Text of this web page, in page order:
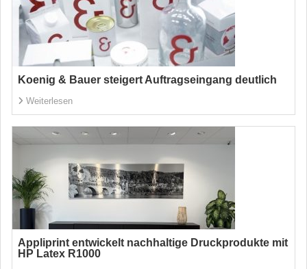
Koenig & Bauer steigert Auftragseingang deutlich
Weiterlesen
Appliprint entwickelt nachhaltige Druckprodukte mit
HP Latex R1000